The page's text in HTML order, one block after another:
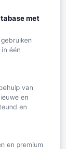
met
één
van
en
en
en premium